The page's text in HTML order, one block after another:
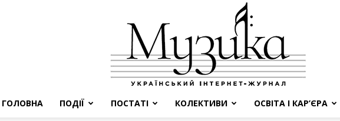
ГОЛОВНА ПОДІЇ ПОСТАТІ КОЛЕКТИВИ ОСВІТА І КАР’ЄРА